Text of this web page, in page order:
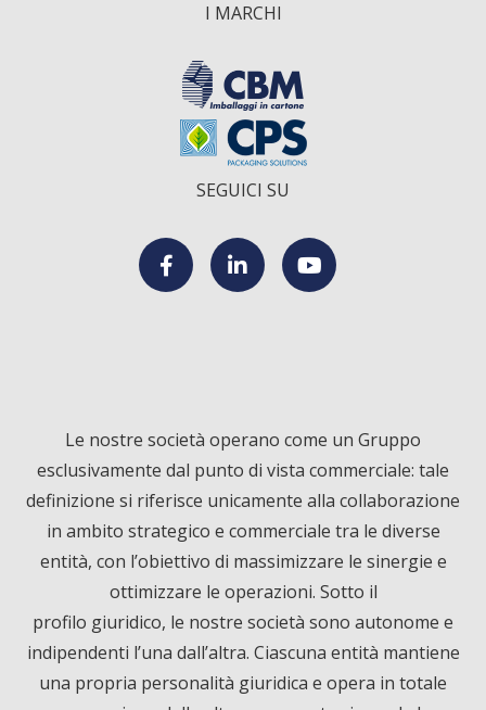
I MARCHI
SEGUICI SU
e
b
o
o
k
e
d
I
n
T
u
b
e
Le nostre società operano come un Gruppo
esclusivamente dal punto di vista commerciale: tale
definizione si riferisce unicamente alla collaborazione
in ambito strategico e commerciale tra le diverse
entità, con l’obiettivo di massimizzare le sinergie e
ottimizzare le operazioni. Sotto il
profilo giuridico, le nostre società sono autonome e
indipendenti l’una dall’altra. Ciascuna entità mantiene
una propria personalità giuridica e opera in totale